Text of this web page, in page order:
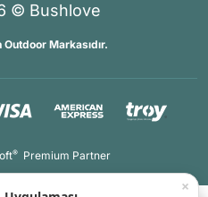
© Bushlove
Markasıdır.
® Premium Partner
×